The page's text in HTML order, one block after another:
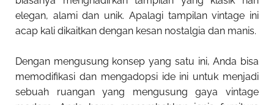
elegan, alami dan unik. Apalagi tampilan vintage ini
acap kali dikaitkan dengan kesan nostalgia dan manis.
Dengan mengusung konsep yang satu ini, Anda bisa
memodifikasi dan mengadopsi ide ini untuk menjadi
sebuah ruangan yang mengusung gaya vintage